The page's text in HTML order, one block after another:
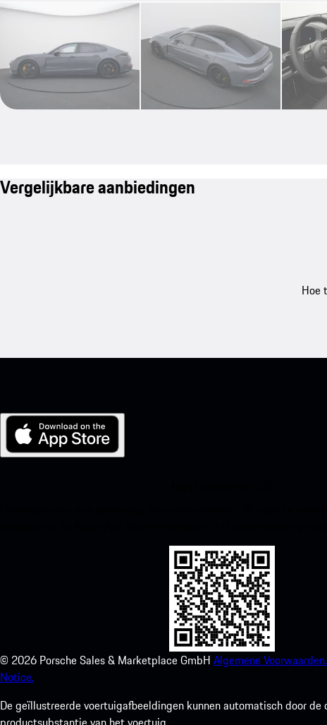
Vergelijkbare aanbiedingen
Hoe
© 2026 Porsche Sales & Marketplace GmbH Algemene Voorwaarden.
Notice.
De geïllustreerde voertuigafbeeldingen kunnen automatisch door